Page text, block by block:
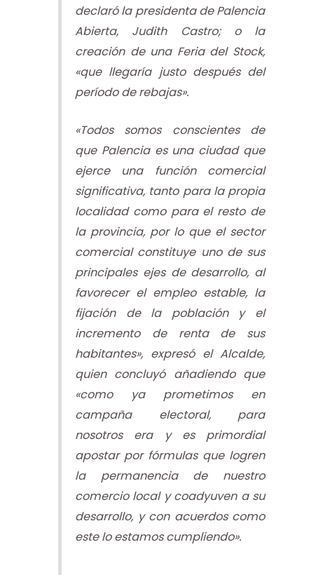
declaró la presidenta de Palencia
Abierta, Judith Castro; o la
creación de una Feria del Stock,
«que llegaría justo después del
período de rebajas».
«Todos somos conscientes de
que Palencia es una ciudad que
ejerce una función comercial
significativa, tanto para la propia
localidad como para el resto de
la provincia, por lo que el sector
comercial constituye uno de sus
principales ejes de desarrollo, al
favorecer el empleo estable, la
fijación de la población y el
incremento de renta de sus
habitantes», expresó el Alcalde,
quien concluyó añadiendo que
«como ya prometimos en
campaña electoral, para
nosotros era y es primordial
apostar por fórmulas que logren
la permanencia de nuestro
comercio local y coadyuven a su
desarrollo, y con acuerdos como
este lo estamos cumpliendo».